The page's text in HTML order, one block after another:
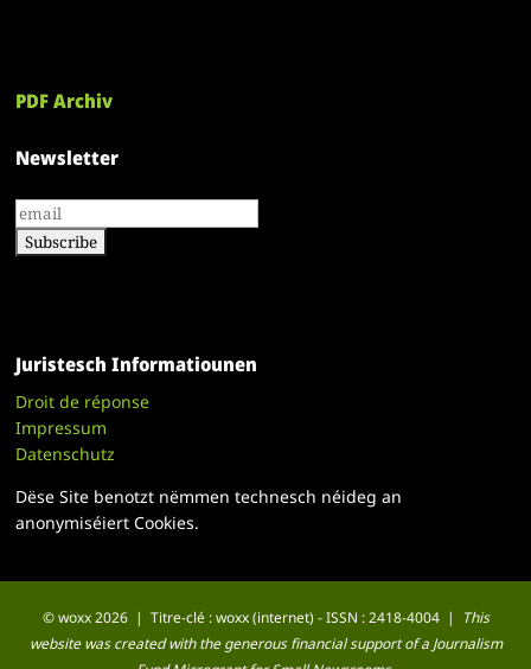
PDF Archiv
Newsletter
Juristesch Informatiounen
Droit de réponse
Impressum
Datenschutz
Dëse Site benotzt nëmmen technesch néideg an
anonymiséiert Cookies.
© woxx 2026 | Titre-clé : woxx (internet) - ISSN : 2418-4004 |
This
website was created with the generous financial support of a Journalism